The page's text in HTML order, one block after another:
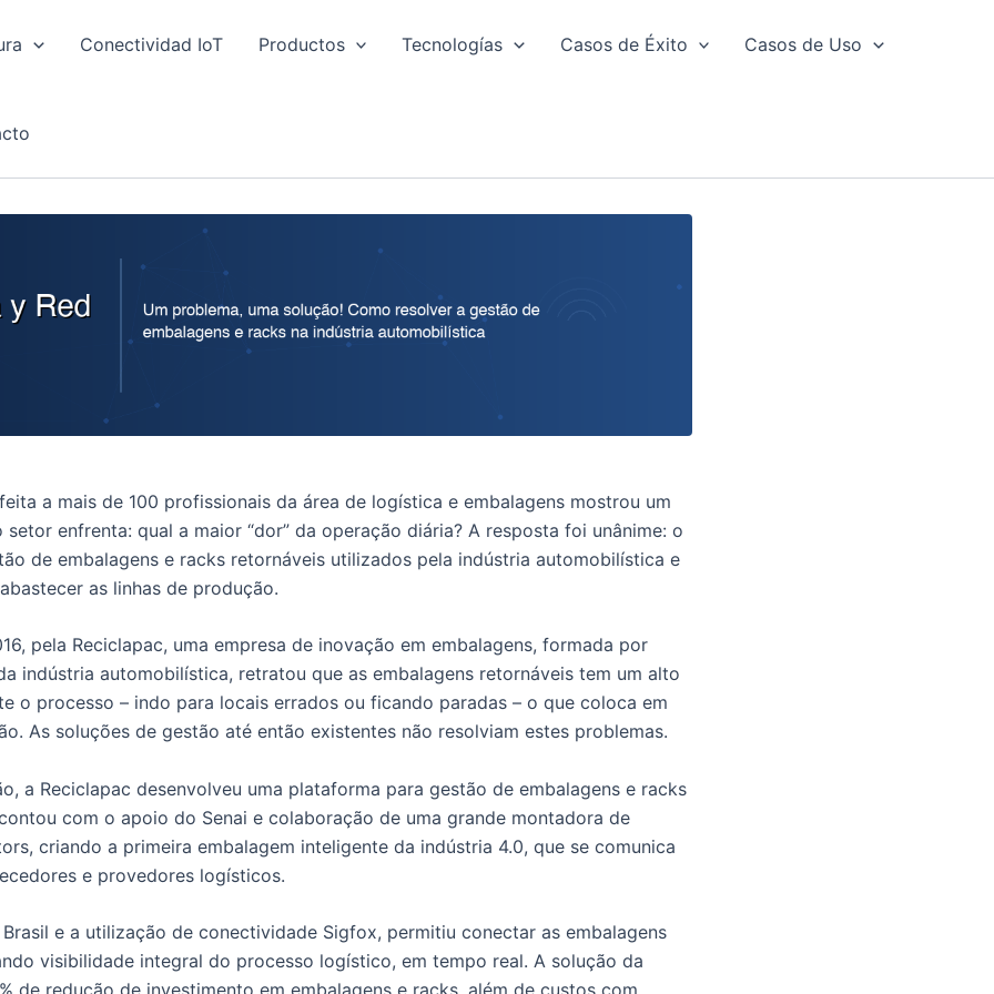
Conectividad IoT Productos Tecnologías Casos de Éxito Casos de Uso
a mais de 100 profissionais da área de logística e embalagens mostrou um
enfrenta: qual a maior “dor” da operação diária? A resposta foi unânime: o
de embalagens e racks retornáveis utilizados pela indústria automobilística e
as linhas de produção.
pela Reciclapac, uma empresa de inovação em embalagens, formada por
indústria automobilística, retratou que as embalagens retornáveis tem um alto
o processo – indo para locais errados ou ficando paradas – o que coloca em
As soluções de gestão até então existentes não resolviam estes problemas.
a Reciclapac desenvolveu uma plataforma para gestão de embalagens e racks
com o apoio do Senai e colaboração de uma grande montadora de
criando a primeira embalagem inteligente da indústria 4.0, que se comunica
e provedores logísticos.
e a utilização de conectividade Sigfox, permitiu conectar as embalagens
visibilidade integral do processo logístico, em tempo real. A solução da